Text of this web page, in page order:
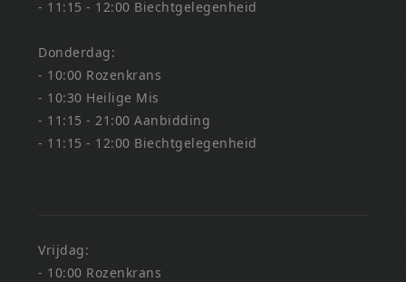
- 11:15 - 12:00 Biechtgelegenheid
Donderdag:
- 10:00 Rozenkrans
- 10:30 Heilige Mis
- 11:15 - 21:00 Aanbidding
- 11:15 - 12:00 Biechtgelegenheid
Vrijdag:
- 10:00 Rozenkrans